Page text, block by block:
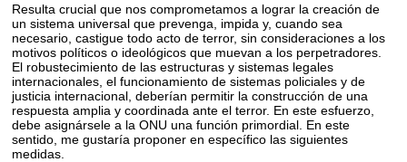
Resulta crucial que nos comprometamos a lograr la creación de
un sistema universal que prevenga, impida y, cuando sea
necesario, castigue todo acto de terror, sin consideraciones a los
motivos políticos o ideológicos que muevan a los perpetradores.
El robustecimiento de las estructuras y sistemas legales
internacionales, el funcionamiento de sistemas policiales y de
justicia internacional, deberían permitir la construcción de una
respuesta amplia y coordinada ante el terror. En este esfuerzo,
debe asignársele a la ONU una función primordial. En este
sentido, me gustaría proponer en específico las siguientes
medidas.